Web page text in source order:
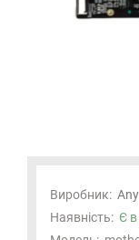
Виробник:
Наявність: Є в